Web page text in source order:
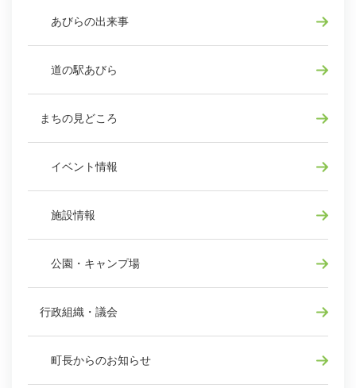
あびらの出来事
道の駅あびら
まちの見どころ
イベント情報
施設情報
公園・キャンプ場
行政組織・議会
町長からのお知らせ